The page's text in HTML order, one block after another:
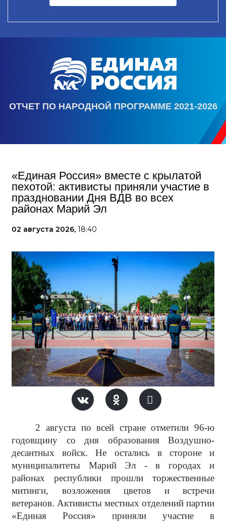
ОТЧЕТ ПО НАРОДНОЙ ПРОГРАММЕ 2021-2026
«Единая Россия» вместе с крылатой
пехотой: активисты приняли участие в
праздновании Дня ВДВ во всех
районах Марий Эл
02 августа 2026, 18:40
2 августа по всей стране отметили 96-ю
годовщину со дня образования Воздушно-
десантных войск. Не остались в стороне и
муниципалитеты Марий Эл - в городах и
районах республики прошли торжественные
митинги, возложения цветов и встречи
ветеранов. Активисты местных отделений партии
«Единая Россия» приняли участие в